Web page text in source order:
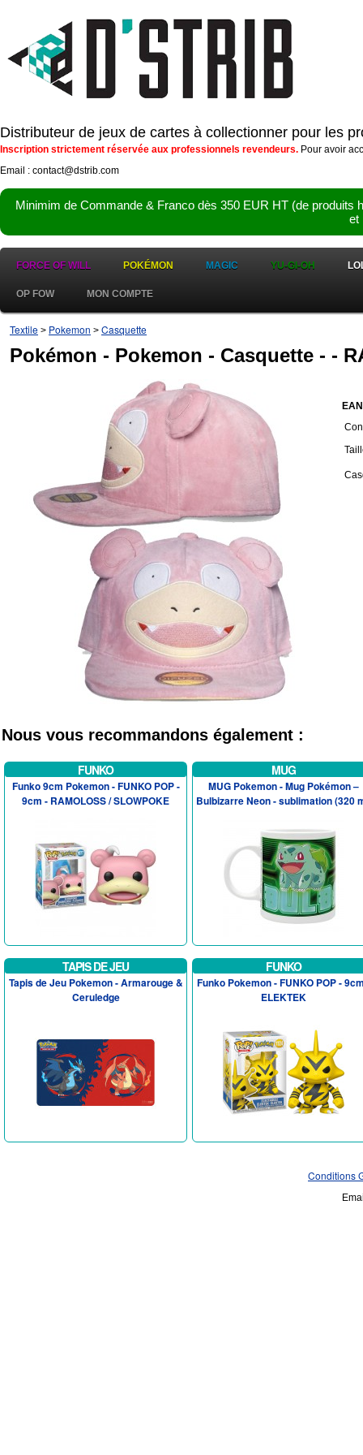
Distributeur de jeux de cartes à collectionner pour les
Inscription strictement réservée aux professionnels revendeurs. Pour avoir
Email : contact@dstrib.com
Minimim de Commande & Franco dès 350 EUR HT (de
et
FORCE OF WILL POKÉMON MAGIC YU-GI-OH
OP FOW MON COMPTE
Textile > Pokemon > Casquette
Pokémon - Pokemon - Casquette - -
Nous vous recommandons également :
FUNKO
Funko 9cm Pokemon - FUNKO POP -
9cm - RAMOLOSS / SLOWPOKE
MUG
MUG Pokemon - Mug Pokémon –
Bulbizarre Neon - sublimation (320
TAPIS DE JEU
Tapis de Jeu Pokemon - Armarouge &
Ceruledge
FUNKO
Funko Pokemon - FUNKO POP -
ELEKTEK
Conditions